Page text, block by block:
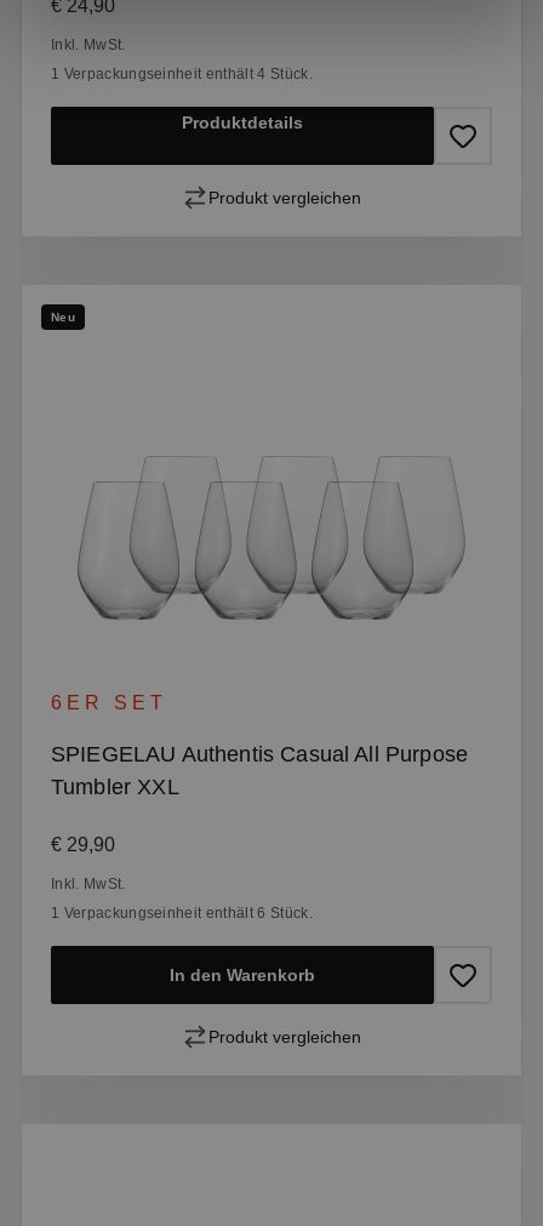
€ 24,90
Inkl. MwSt.
1 Verpackungseinheit enthält 4 Stück.
Produktdetails
Produkt vergleichen
Neu
6ER SET
SPIEGELAU Authentis Casual All Purpose
Tumbler XXL
Regulärer Preis:
€ 29,90
Inkl. MwSt.
1 Verpackungseinheit enthält 6 Stück.
In den Warenkorb
Produkt vergleichen